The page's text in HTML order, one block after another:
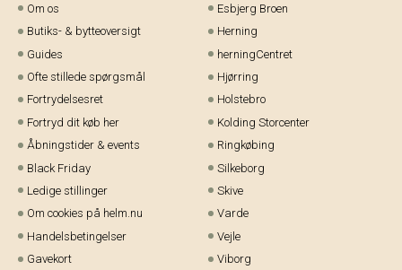
Om os
Butiks- & bytteoversigt
Guides
Ofte stillede spørgsmål
Fortrydelsesret
Fortryd dit køb her
Åbningstider & events
Black Friday
Ledige stillinger
Om cookies på helm.nu
Handelsbetingelser
Gavekort
Esbjerg Broen
Herning
herningCentret
Hjørring
Holstebro
Kolding Storcenter
Ringkøbing
Silkeborg
Skive
Varde
Vejle
Viborg